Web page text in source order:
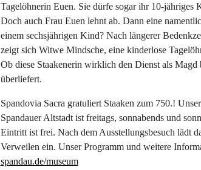
Tagelöhnerin Euen. Sie dürfe sogar ihr 10-jähriges
Doch auch Frau Euen lehnt ab. Dann eine
einem sechsjährigen Kind? Nach längerer
zeigt sich Witwe Mindsche, eine kinderlose
Ob diese Staakenerin wirklich den Dienst als
überliefert.
Spandovia Sacra gratuliert Staaken zum 750.!
Spandauer Altstadt ist freitags, sonnabends und
Eintritt ist frei. Nach dem Ausstellungsbesuch lädt
Verweilen ein. Unser Programm und weitere
spandau.de/museum